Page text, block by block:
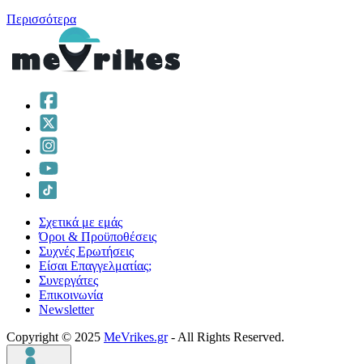
Περισσότερα
Σχετικά με εμάς
Όροι & Προϋποθέσεις
Συχνές Ερωτήσεις
Είσαι Επαγγελματίας;
Συνεργάτες
Επικοινωνία
Νewsletter
Copyright © 2025 MeVrikes.gr- All Rights Reserved.